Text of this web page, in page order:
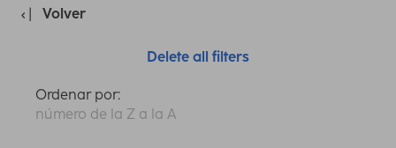
Volver
Delete all filters
Ordenar por:
número de la Z a la A